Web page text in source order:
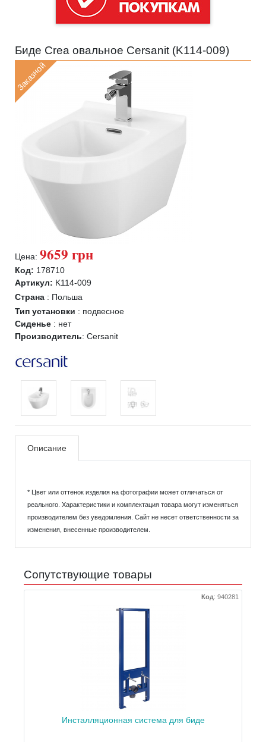
Биде Crea овальное Cersanit (K114-009)
Заказной
Цена: 9659 грн
Код: 178710
Артикул: K114-009
Страна : Польша
Тип установки : подвесное
Сиденье : нет
Производитель: Cersanit
Описание
* Цвет или оттенок изделия на фотографии может отличаться от
реального. Характеристики и комплектация товара могут изменяться
производителем без уведомления. Сайт не несет ответственности за
изменения, внесенные производителем.
Сопутствующие товары
Код: 940281
Инсталляционная система для биде